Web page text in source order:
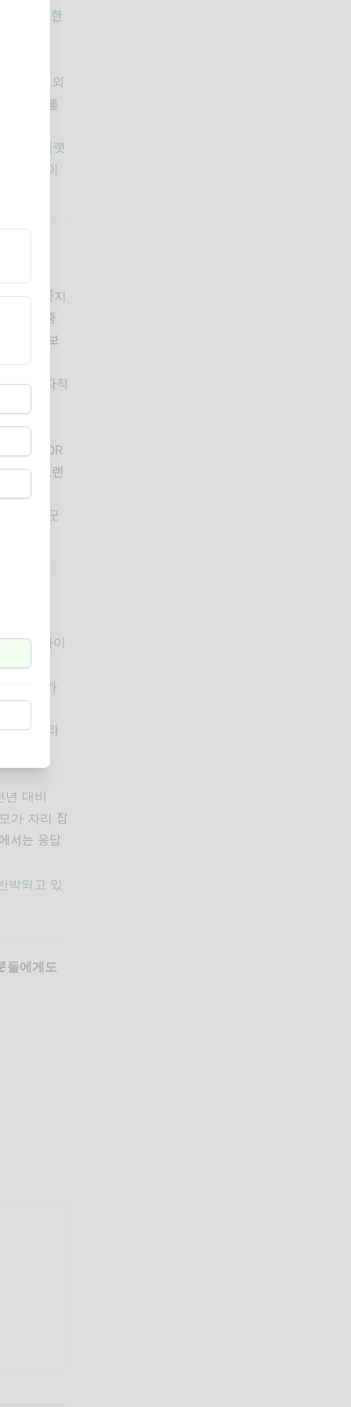
사례다. 한
즈가 해외
프 랠리를
타일 플랫
의 라이
행을 쫓지
관객 중
스티벌보
서 독자적
안 AYOR
대형 브랜
케이팝 굿
국제 바이
영화
트 투자가
래 인프라
대비
가 자리 잡
서는 응답
박되고 있
들에게도